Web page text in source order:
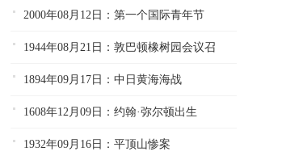
2000年08月12日：第一个国际青年节
1944年08月21日：敦巴顿橡树园会议召
1894年09月17日：中日黄海海战
1608年12月09日：约翰·弥尔顿出生
1932年09月16日：平顶山惨案